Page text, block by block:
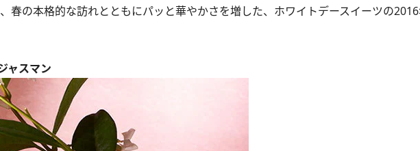
春の本格的な訪れとともにパッと華やかさを増した、ホワイトデースイーツの
ャスマン